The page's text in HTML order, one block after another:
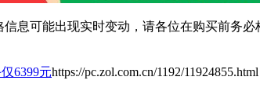
息可能出现实时变动，请各位在购买前务
6399元https://pc.zol.com.cn/1192/11924855.html